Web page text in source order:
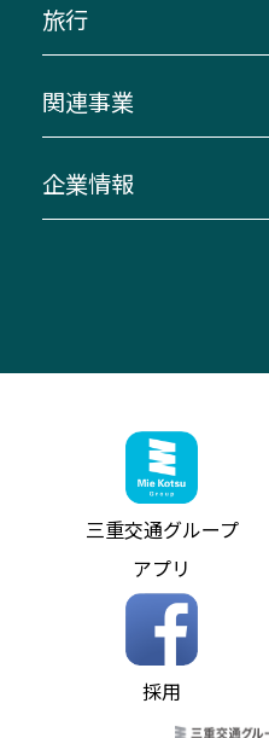
三重交通接近情報バス
ダイヤ改正情報
迂回・休止について
臨時バスについて
伊勢二見鳥羽周遊バス
「みえブルーライン」
神都ライナー
ミジュマルのラッピン
参宮バス
神都バス
パールシャトル
バス情報の見える化
コミュニティバス
バス・タクシー交通広告
異常事態発生時のお願
伊賀～名古屋
南紀～VISON～名古屋
湯の山温泉～名古屋
桑名・長島温泉・金城
（休止中）
お客様駐車場のご案内
アイコンの説明
インターネット予約
よくあるご質問
お問い合わせ
貸切バスのご利用につ
お問い合わせ
旅行
貸切バス団体旅行
美し国周遊ばす
関連事業
自家用自動車車両運行
ザ・バスコレクション
三重交通公式グッズ
企業情報
ファンコーナー
お問い合わせ
お知らせ・最新情報一覧
ニュースリリース
お問い合わせ
個人情報保護方針
ソーシャルメディア
ホームページのご利用
三重交通グループ
アプリ
採用